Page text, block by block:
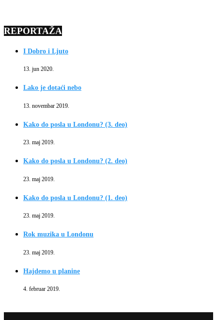
REPORTAŽA
I Dobro i Ljuto
13. jun 2020.
Lako je dotaći nebo
13. novembar 2019.
Kako do posla u Londonu? (3. deo)
23. maj 2019.
Kako do posla u Londonu? (2. deo)
23. maj 2019.
Kako do posla u Londonu? (1. deo)
23. maj 2019.
Rok muzika u Londonu
23. maj 2019.
Hajdemo u planine
4. februar 2019.